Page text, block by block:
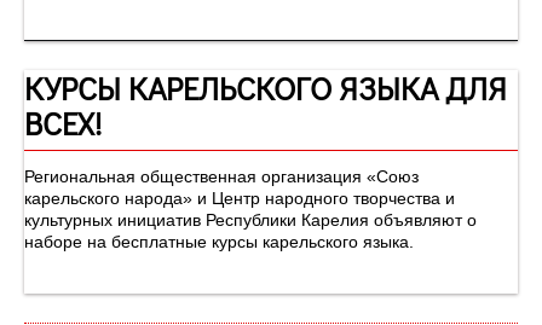
КУРСЫ КАРЕЛЬСКОГО ЯЗЫКА ДЛЯ
ВСЕХ!
Региональная общественная организация «Союз
карельского народа» и Центр народного творчества и
культурных инициатив Республики Карелия объявляют о
наборе на бесплатные курсы карельского языка.